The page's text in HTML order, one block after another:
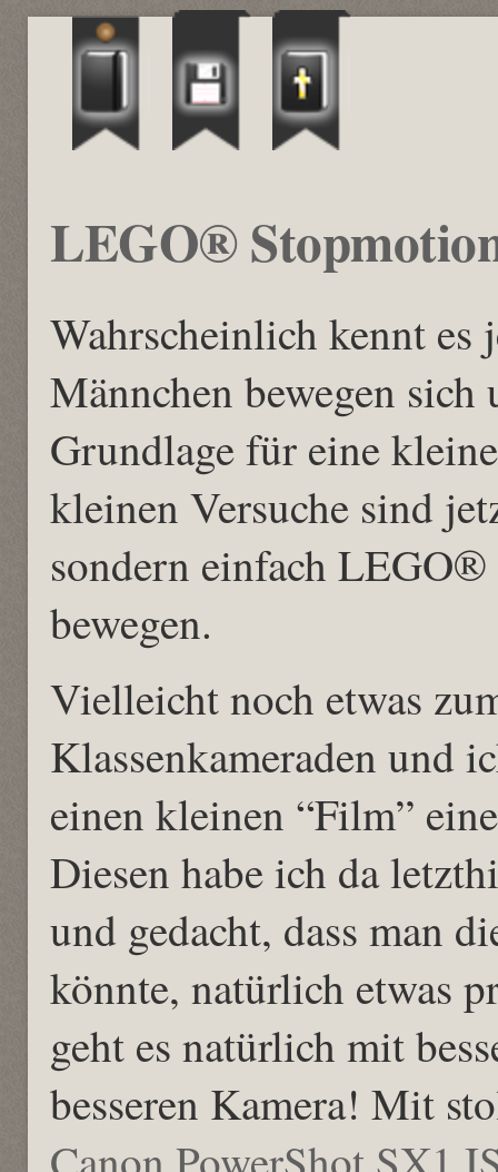
LEGO®
Wahrscheinlich kennt
Männchen bewegen
Grundlage für eine
kleinen Versuche sind
sondern einfach
bewegen.
Vielleicht noch etwas
Klassenkameraden und
einen kleinen “Film”
Diesen habe ich da
und gedacht, dass man
könnte, natürlich etwas
geht es natürlich mit
besseren Kamera! Mit